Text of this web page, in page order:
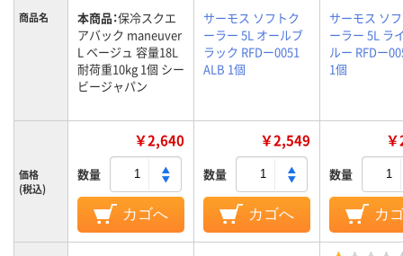
商品名 本商品：保冷スクエ
アバック maneuver
L ベージュ 容量18L
耐荷重10kg 1個 シー
ビージャパン
サーモス ソフトク
ーラー 5L オールブ
ラック RFDー0051
ALB 1個
サーモス ソ
ーラー 5L ラ
ルー RFDー
1個
価格
(税込)
￥2,640
数量
カゴへ
￥2,549
数量
カゴへ
数量
カ